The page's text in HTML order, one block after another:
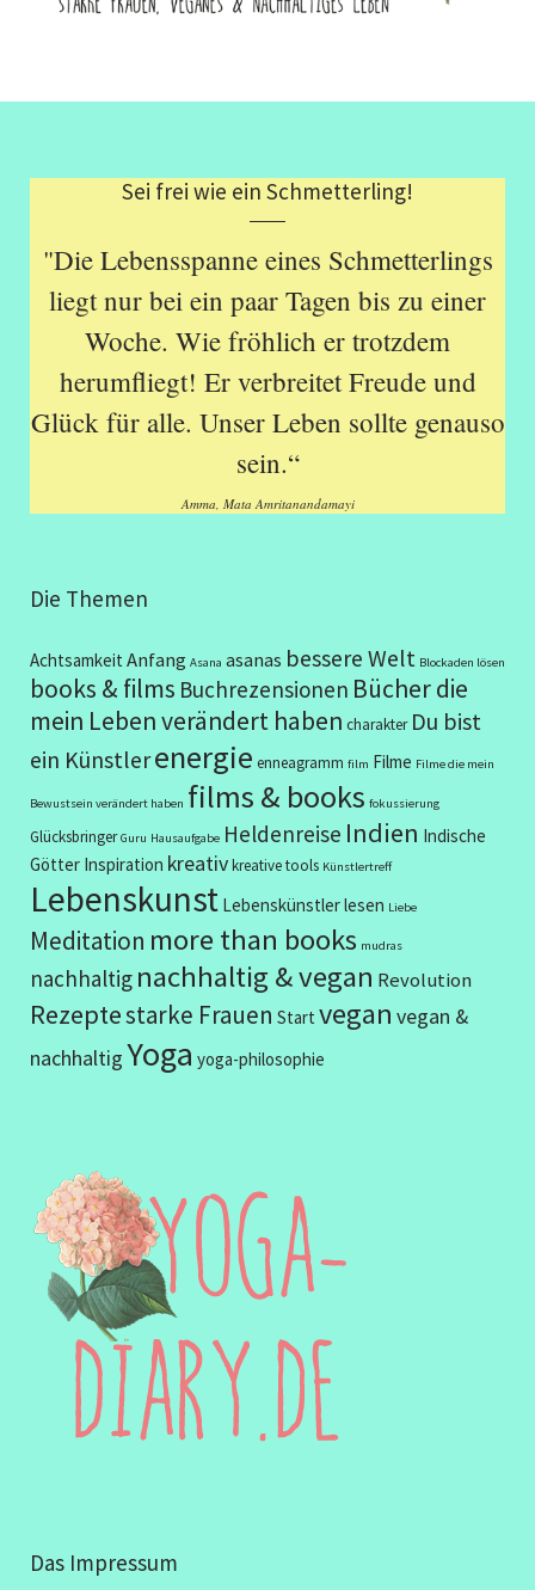
Sei frei wie ein Schmetterling!
"Die Lebensspanne eines Schmetterlings
liegt nur bei ein paar Tagen bis zu einer
Woche. Wie fröhlich er trotzdem
herumfliegt! Er verbreitet Freude und
Glück für alle. Unser Leben sollte genauso
sein.“
Amma, Mata Amritanandamayi
Die Themen
Achtsamkeit Anfang Asana asanas bessere Welt Blockaden lösen
books & films Buchrezensionen Bücher die
mein Leben verändert haben charakter Du bist
ein Künstlerenergie enneagramm film Filme Filme die mein
Bewustsein verändert haben films & books fokussierung
Glücksbringer Guru Hausaufgabe Heldenreise Indien Indische
Götter Inspiration kreativkreative tools Künstlertreff
Lebenskunst Lebenskünstlerlesen Liebe
Meditation more than books mudras
nachhaltig nachhaltig & vegan Revolution
Rezeptestarke Frauen Start vegan vegan &
nachhaltigYoga yoga-philosophie
Das Impressum